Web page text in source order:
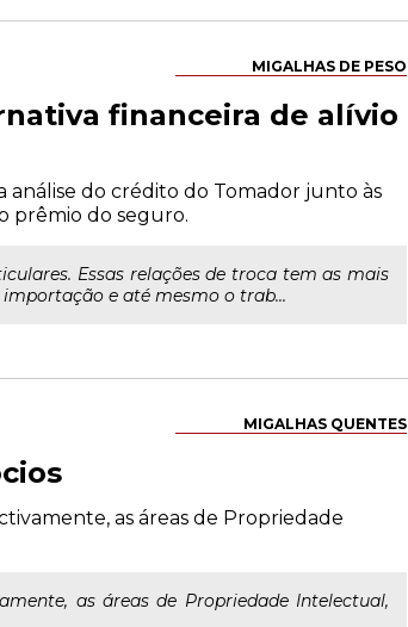
MIGALHAS DE PESO
financeira de alívio
análise do crédito do Tomador junto às
prêmio do seguro.
Essas relações de troca tem as mais
e até mesmo o trab...
MIGALHAS QUENTES
as áreas de Propriedade
as áreas de Propriedade Intelectual,